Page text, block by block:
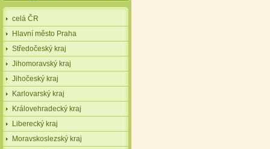
celá ČR
Hlavní město Praha
Středočeský kraj
Jihomoravský kraj
Jihočeský kraj
Karlovarský kraj
Královehradecký kraj
Liberecký kraj
Moravskoslezský kraj